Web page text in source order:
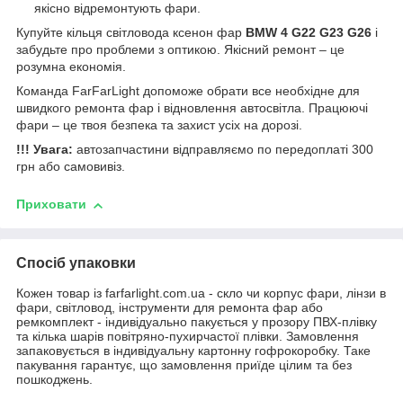
якісно відремонтують фари.
Купуйте кільця світловода ксенон фар BMW 4 G22 G23 G26 і
забудьте про проблеми з оптикою. Якісний ремонт – це
розумна економія.
Команда FarFarLight допоможе обрати все необхідне для
швидкого ремонта фар і відновлення автосвітла. Працюючі
фари – це твоя безпека та захист усіх на дорозі.
!!! Увага: автозапчастини відправляємо по передоплаті 300
грн або самовивіз.
Приховати
Спосіб упаковки
Кожен товар із farfarlight.com.ua - скло чи корпус фари, лінзи в
фари, світловод, інструменти для ремонта фар або
ремкомплект - індивідуально пакується у прозору ПВХ-плівку
та кілька шарів повітряно-пухирчастої плівки. Замовлення
запаковується в індивідуальну картонну гофрокоробку. Таке
пакування гарантує, що замовлення приїде цілим та без
пошкоджень.